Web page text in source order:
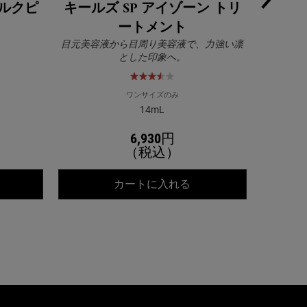
クピ
ルズ DS ライン ミルクピール トナー
キールズ SP アイゾーン トリ
ートメント
目元美容液から目周り美容液で、力強い凛
とした印象へ。
ワンサイズのみ
14mL
6,930円
（税込）
カートに入れる
キー